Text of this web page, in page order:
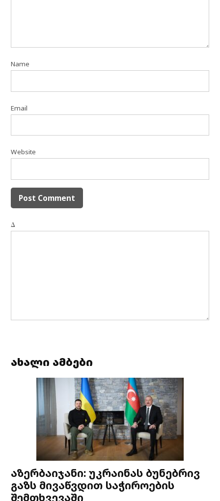
Name
Email
Website
Δ
ახალი ამბები
აზერბაიჯანი: უკრაინას ბუნებრივ
გაზს მივაწვდით საჭიროების
შემთხვევაში